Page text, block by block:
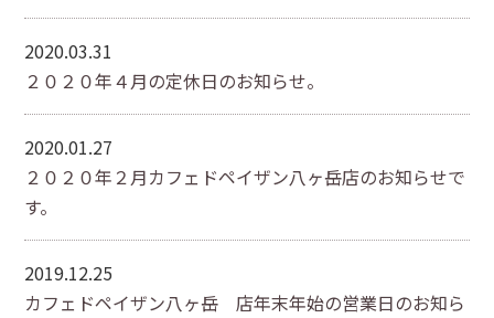
2020.03.31
２０２０年４月の定休日のお知らせ。
2020.01.27
２０２０年２月カフェドペイザン八ヶ岳店のお知らせで
す。
2019.12.25
カフェドペイザン八ヶ岳 店年末年始の営業日のお知ら